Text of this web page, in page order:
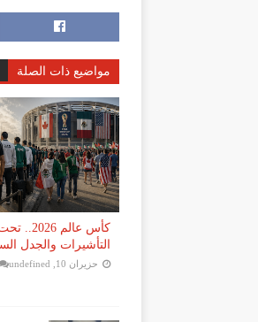
مواضيع ذات الصلة
كأس عالم
التأشيرات والجدل
حزيران 10, 2026 undefined